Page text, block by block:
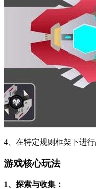
4、在特定规则框架下进
游戏核心玩法
1、探索与收集：